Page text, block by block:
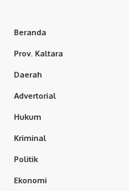
Beranda
Prov. Kaltara
Daerah
Advertorial
Hukum
Kriminal
Politik
Ekonomi